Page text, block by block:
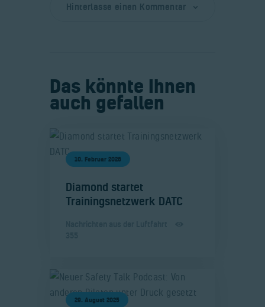
Hinterlasse einen Kommentar
Das könnte Ihnen
auch gefallen
10. Februar 2026
​Diamond startet
Trainingsnetzwerk DATC
29. August 2025